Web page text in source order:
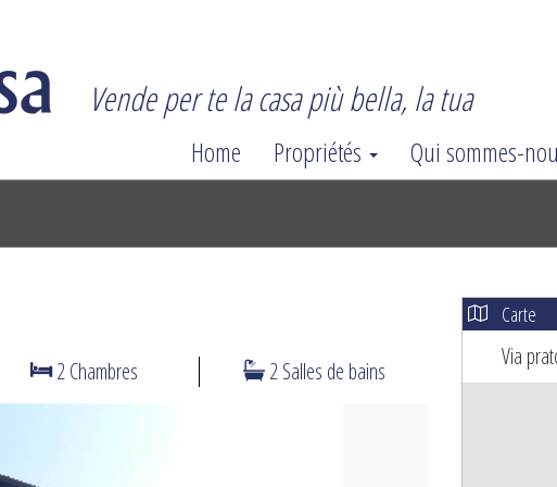
Vende per te la casa più bella, la tua
Home Propriétés Qui sommes-
2 Chambres
2 Salles de bains
Carte
Via